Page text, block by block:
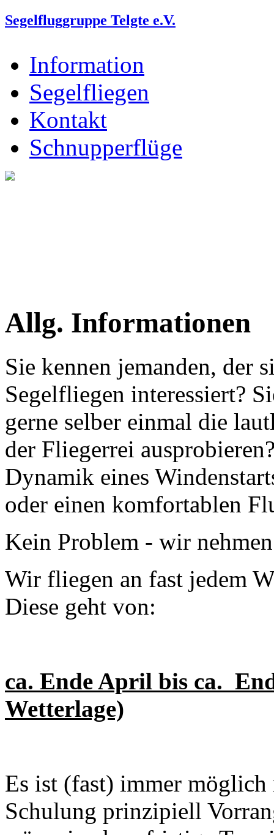
Segelfluggruppe Telgte e.V.
Information
Segelfliegen
Kontakt
Schnupperflüge
Allg. Informationen
Sie kennen jemanden, der
Segelfliegen interessiert?
gerne selber einmal die
der Fliegerrei
Dynamik eines
oder einen komfortablen
Kein Problem - wir
Wir fliegen an fast jedem
Diese geht von:
ca. Ende April bis ca.
Wetterlage)
Es ist (fast) immer
Schulung prinzipiell